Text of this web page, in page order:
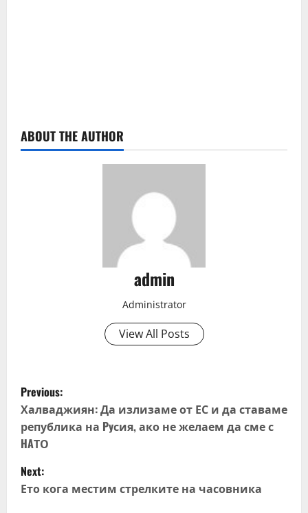
ABOUT THE AUTHOR
admin
Administrator
View All Posts
P
o
s
t
n
Previous:
Халваджиян: Да излизаме от ЕС и да ставаме
република на Pyсия, ако не желаем да сме с
HAТО
Next:
Ето кога местим стрелките на часовника